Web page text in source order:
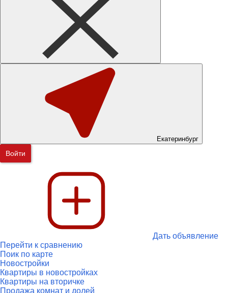
Екатеринбург
Войти
Дать объявление
Перейти к сравнению
Поик по карте
Новостройки
Квартиры в новостройках
Квартиры на вторичке
Продажа комнат и долей